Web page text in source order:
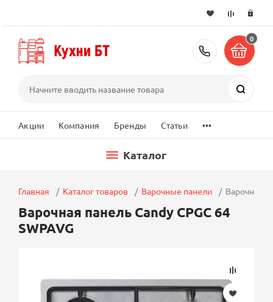
+7 (495)
0
Акции Компания Бренды Статьи ...
Каталог
Главная Каталог товаров Варочные панели Варочная
Варочная панель Candy CPGC 64
SWPAVG